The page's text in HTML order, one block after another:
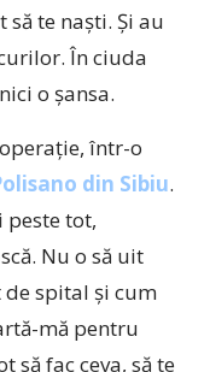
te naşti. Şi au
În ciuda
o şansa.
într-o
din Sibiu.
peste tot,
Nu o să uit
spital şi cum
mă pentru
să fac ceva, să te